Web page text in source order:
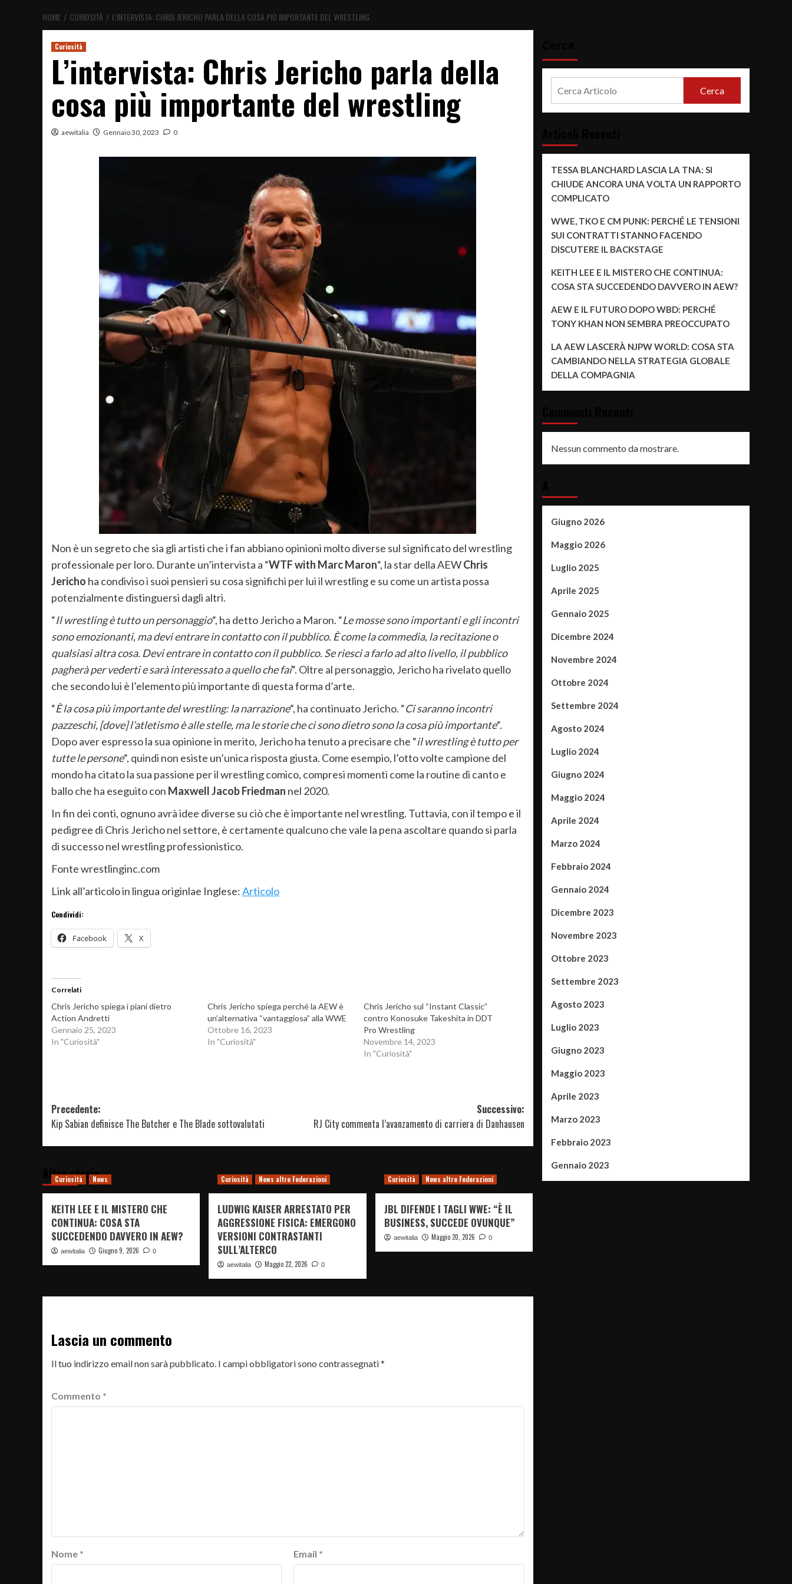
HOME CURIOSITÀ L’INTERVISTA: CHRIS JERICHO PARLA DELLA COSA PIÙ IMPORTANTE DEL WRESTLING
Curiosità
L’intervista: Chris Jericho parla della
cosa più importante del wrestling
aewitalia Gennaio 30, 2023 0
Non è un segreto che sia gli artisti che i fan abbiano opinioni molto diverse sul significato del wrestling
professionale per loro. Durante un’intervista a “WTF with Marc Maron“, la star della AEWChris
Jericho ha condiviso i suoi pensieri su cosa significhi per lui il wrestling e su come un artista possa
potenzialmente distinguersi dagli altri.
“Il wrestling è tutto un personaggio“, ha detto Jericho a Maron. “Le mosse sono importanti e gli incontri
sono emozionanti, ma devi entrare in contatto con il pubblico. È come la commedia, la recitazione o
qualsiasi altra cosa. Devi entrare in contatto con il pubblico. Se riesci a farlo ad alto livello, il pubblico
pagherà per vederti e sarà interessato a quello che fai“. Oltre al personaggio, Jericho ha rivelato quello
che secondo lui è l’elemento più importante di questa forma d’arte.
“È la cosa più importante del wrestling: la narrazione“, ha continuato Jericho. “Ci saranno incontri
pazzeschi, [dove] l’atletismo è alle stelle, ma le storie che ci sono dietro sono la cosa più importante“.
Dopo aver espresso la sua opinione in merito, Jericho ha tenuto a precisare che “il wrestling è tutto per
tutte le persone“, quindi non esiste un’unica risposta giusta. Come esempio, l’otto volte campione del
mondo ha citato la sua passione per il wrestling comico, compresi momenti come la routine di canto e
ballo che ha eseguito con Maxwell Jacob Friedman nel 2020.
In fin dei conti, ognuno avrà idee diverse su ciò che è importante nel wrestling. Tuttavia, con il tempo e il
pedigree di Chris Jericho nel settore, è certamente qualcuno che vale la pena ascoltare quando si parla
di successo nel wrestling professionistico.
Fonte wrestlinginc.com
Link all’articolo in lingua originlae Inglese:Articolo
Condividi:
Facebook X
Correlati
Chris Jericho spiega i piani dietro
Action Andretti
Gennaio 25, 2023
In "Curiosità"
Chris Jericho spiega perché la AEW è
un’alternativa “vantaggiosa” alla WWE
Ottobre 16, 2023
In "Curiosità"
Chris Jericho sul “Instant Classic”
contro Konosuke Takeshita in DDT
Pro Wrestling
Novembre 14, 2023
In "Curiosità"
Navigazione
articolo
Precedente:
Kip Sabian definisce The Butcher e The Blade sottovalutati
Successivo:
RJ City commenta l’avanzamento di carriera di Danhausen
Altre storie
Curiosità News
KEITH LEE E IL MISTERO CHE
CONTINUA: COSA STA
SUCCEDENDO DAVVERO IN AEW?
aewitalia Giugno 9, 2026 0
Curiosità News altre Federazioni
LUDWIG KAISER ARRESTATO PER
AGGRESSIONE FISICA: EMERGONO
VERSIONI CONTRASTANTI
SULL’ALTERCO
aewitalia Maggio 22, 2026 0
Curiosità News altre Federazioni
JBL DIFENDE I TAGLI WWE: “È IL
BUSINESS, SUCCEDE OVUNQUE”
aewitalia Maggio 20, 2026 0
Lascia un commento
Il tuo indirizzo email non sarà pubblicato. I campi obbligatori sono contrassegnati*
Commento *
Nome * Email *
Cerca
TESSA BLANCHARD LASCIA LA TNA: SI
CHIUDE ANCORA UNA VOLTA UN RAPPORTO
COMPLICATO
WWE, TKO E CM PUNK: PERCHÉ LE TENSIONI
SUI CONTRATTI STANNO FACENDO
DISCUTERE IL BACKSTAGE
KEITH LEE E IL MISTERO CHE CONTINUA:
COSA STA SUCCEDENDO DAVVERO IN AEW?
AEW E IL FUTURO DOPO WBD: PERCHÉ
TONY KHAN NON SEMBRA PREOCCUPATO
LA AEW LASCERÀ NJPW WORLD: COSA STA
CAMBIANDO NELLA STRATEGIA GLOBALE
DELLA COMPAGNIA
Nessun commento da mostrare.
Giugno 2026
Maggio 2026
Luglio 2025
Aprile 2025
Gennaio 2025
Dicembre 2024
Novembre 2024
Ottobre 2024
Settembre 2024
Agosto 2024
Luglio 2024
Giugno 2024
Maggio 2024
Aprile 2024
Marzo 2024
Febbraio 2024
Gennaio 2024
Dicembre 2023
Novembre 2023
Ottobre 2023
Settembre 2023
Agosto 2023
Luglio 2023
Giugno 2023
Maggio 2023
Aprile 2023
Marzo 2023
Febbraio 2023
Gennaio 2023